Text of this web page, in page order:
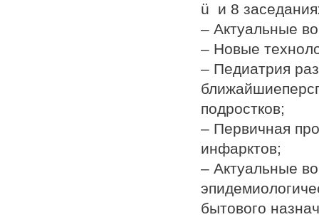
ü и 8
– Актуальные
– Новые
– Педиатрия
подростков;
– Первичная
инфарктов;
– Актуальные
бытового